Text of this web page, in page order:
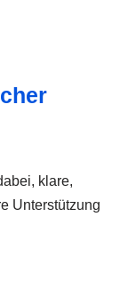
klare,
Unterstützung